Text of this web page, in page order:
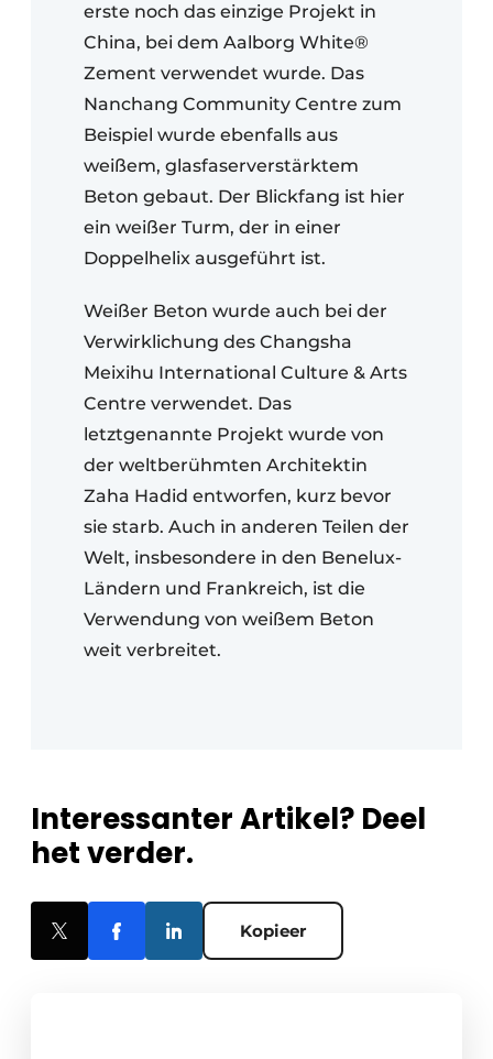
erste noch das einzige Projekt in
China, bei dem Aalborg White®
Zement verwendet wurde. Das
Nanchang Community Centre zum
Beispiel wurde ebenfalls aus
weißem, glasfaserverstärktem
Beton gebaut. Der Blickfang ist hier
ein weißer Turm, der in einer
Doppelhelix ausgeführt ist.
Weißer Beton wurde auch bei der
Verwirklichung des Changsha
Meixihu International Culture & Arts
Centre verwendet. Das
letztgenannte Projekt wurde von
der weltberühmten Architektin
Zaha Hadid entworfen, kurz bevor
sie starb. Auch in anderen Teilen der
Welt, insbesondere in den Benelux-
Ländern und Frankreich, ist die
Verwendung von weißem Beton
weit verbreitet.
Interessanter Artikel? Deel
het verder.
Kopieer